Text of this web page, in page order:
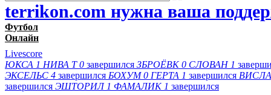
terrikon.com нужна ваша
Футбол
Онлайн
Livescore
ЮКСА 1 НИВА Т 0 завершился ЗБРОЁВК 0 СЛОВАН 1
ЭКСЕЛЬС 4 завершился БОХУМ 0 ГЕРТА 1 завершился
завершился ЭШТОРИЛ 1 ФАМАЛИК 1 завершился